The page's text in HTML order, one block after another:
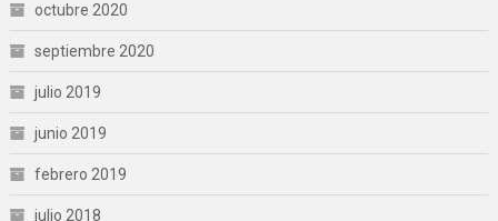
octubre 2020
septiembre 2020
julio 2019
junio 2019
febrero 2019
julio 2018